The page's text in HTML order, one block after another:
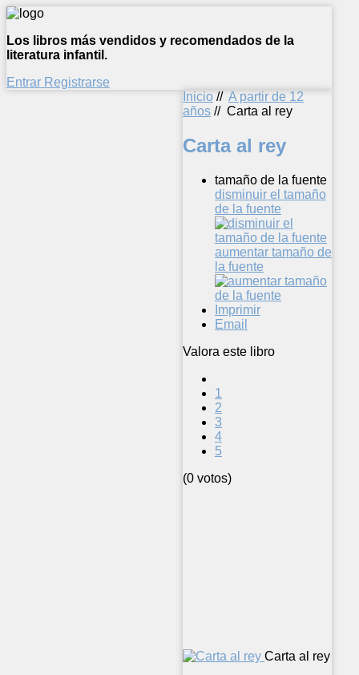
Los libros más vendidos y recomendados de la
literatura infantil.
Entrar Registrarse
Inicio // A partir de 12
años // Carta al rey
Carta al rey
tamaño de la fuente
disminuir el tamaño
de la fuente
aumentar tamaño de
la fuente
Imprimir
Email
Valora este libro
1
2
3
4
5
(0 votos)
Carta al rey